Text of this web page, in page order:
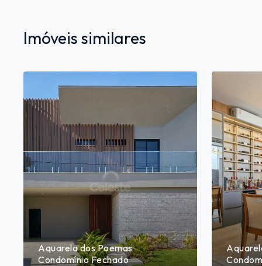
Imóveis similares
Aquarela dos Poemas
Condomínio Fechado